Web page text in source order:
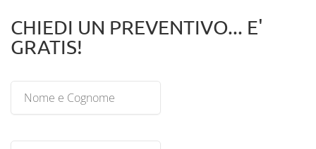
CHIEDI UN PREVENTIVO... E'
GRATIS!